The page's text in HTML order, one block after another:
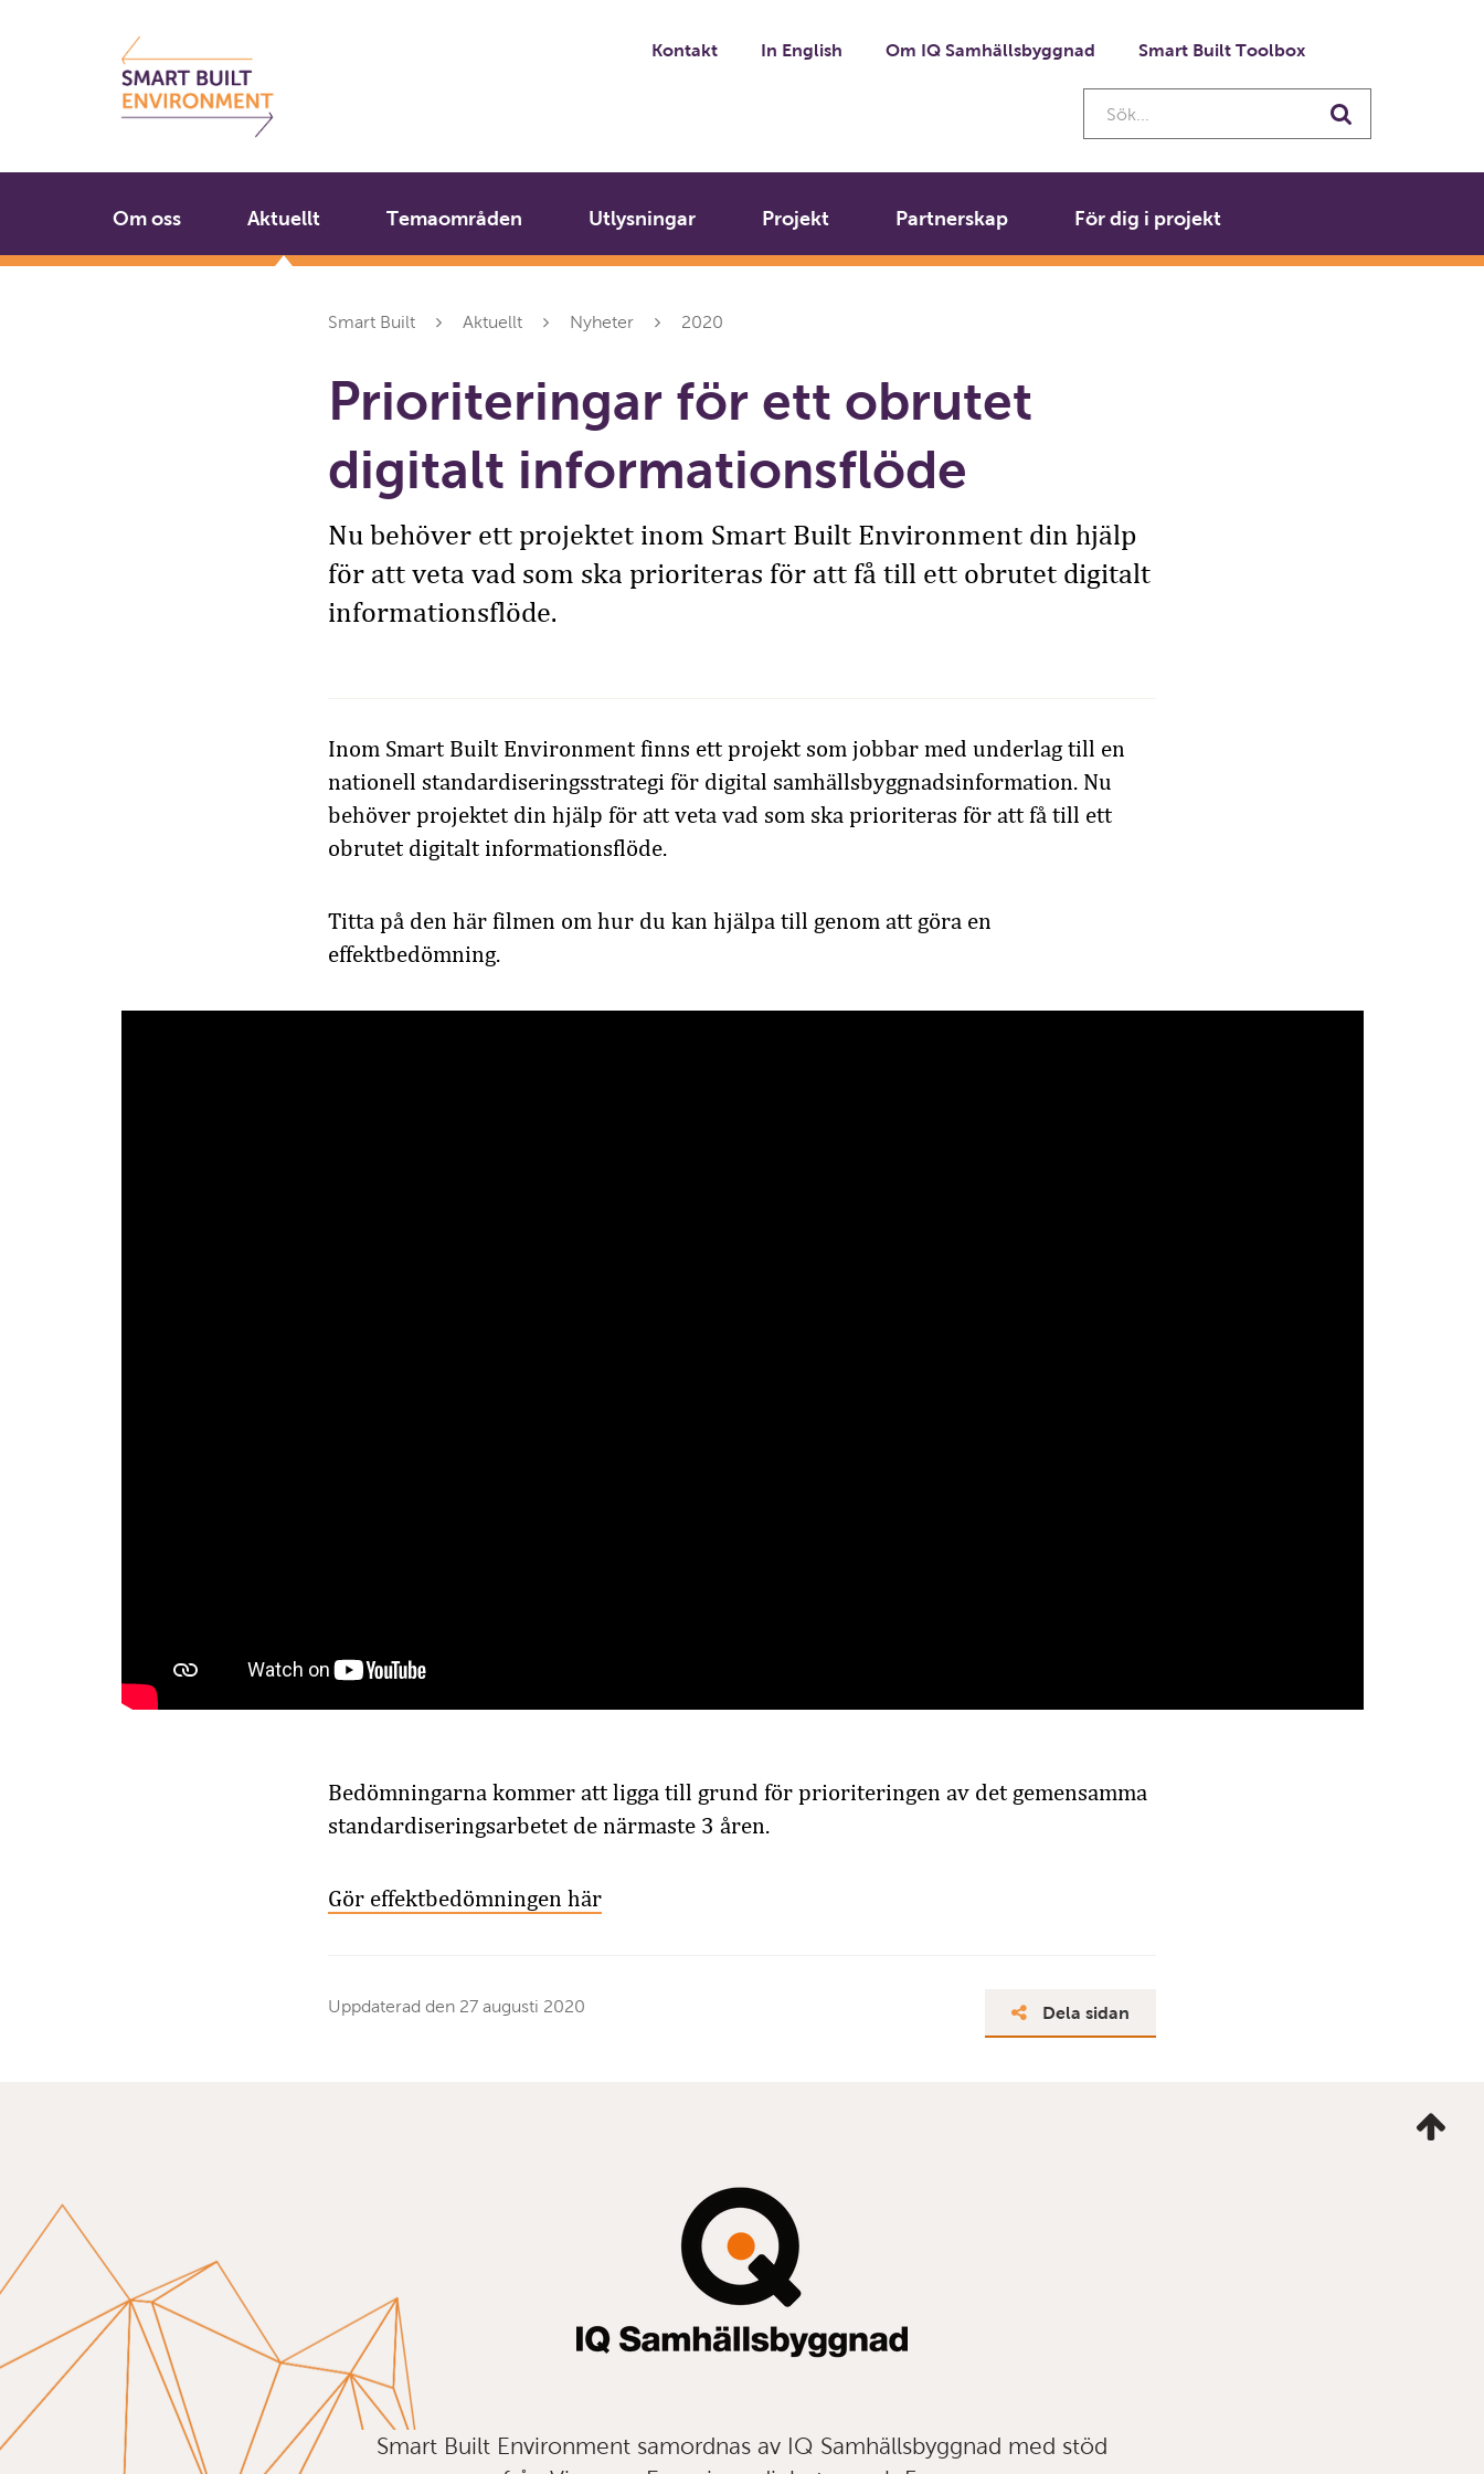
Kontakt In English Om IQ Samhällsbyggnad Smart Built Toolbox
Sök
Om oss Aktuellt Temaområden Utlysningar Projekt Partnerskap För dig i projekt
Smart Built Aktuellt Nyheter 2020
Prioriteringar för ett obrutet
digitalt informationsflöde
Nu behöver ett projektet inom Smart Built Environment din hjälp
för att veta vad som ska prioriteras för att få till ett obrutet digitalt
informationsflöde.
Inom Smart Built Environment finns ett projekt som jobbar med underlag till en
nationell standardiseringsstrategi för digital samhällsbyggnadsinformation. Nu
behöver projektet din hjälp för att veta vad som ska prioriteras för att få till ett
obrutet digitalt informationsflöde.
Titta på den här filmen om hur du kan hjälpa till genom att göra en
effektbedömning.
Bedömningarna kommer att ligga till grund för prioriteringen av det gemensamma
standardiseringsarbetet de närmaste 3 åren.
Gör effektbedömningen här
Uppdaterad den 27 augusti 2020 Dela sidan
mig
Smart Built Environment samordnas av IQ Samhällsbyggnad med stöd